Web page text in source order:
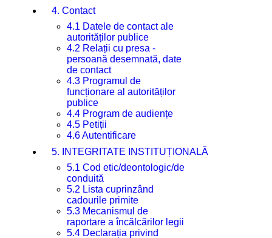
4. Contact
4.1 Datele de contact ale
autorităților publice
4.2 Relații cu presa -
persoană desemnată, date
de contact
4.3 Programul de
funcționare al autorităților
publice
4.4 Program de audiențe
4.5 Petiții
4.6 Autentificare
5. INTEGRITATE INSTITUȚIONALĂ
5.1 Cod etic/deontologic/de
conduită
5.2 Lista cuprinzând
cadourile primite
5.3 Mecanismul de
raportare a încălcărilor legii
5.4 Declarația privind